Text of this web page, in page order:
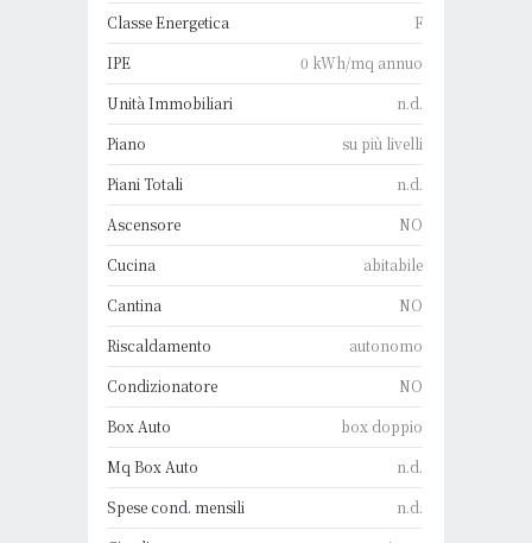
Classe Energetica
F
IPE
0 kWh/mq annuo
Unità Immobiliari
n.d.
Piano
su più livelli
Piani Totali
n.d.
Ascensore
NO
Cucina
abitabile
Cantina
NO
Riscaldamento
autonomo
Condizionatore
NO
Box Auto
box doppio
Mq Box Auto
n.d.
Spese cond. mensili
n.d.